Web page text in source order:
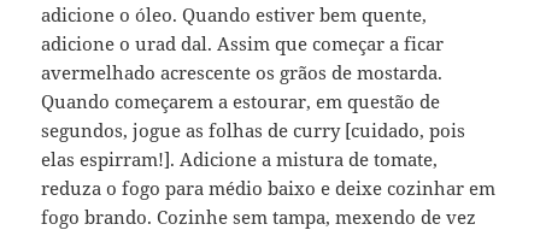
adicione o óleo. Quando estiver bem quente,
adicione o urad dal. Assim que começar a ficar
avermelhado acrescente os grãos de mostarda.
Quando começarem a estourar, em questão de
segundos, jogue as folhas de curry [cuidado, pois
elas espirram!]. Adicione a mistura de tomate,
reduza o fogo para médio baixo e deixe cozinhar em
fogo brando. Cozinhe sem tampa, mexendo de vez